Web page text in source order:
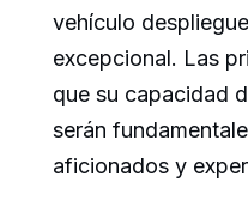
vehículo
excepcional. Las
que su capacidad
serán
aficionados y